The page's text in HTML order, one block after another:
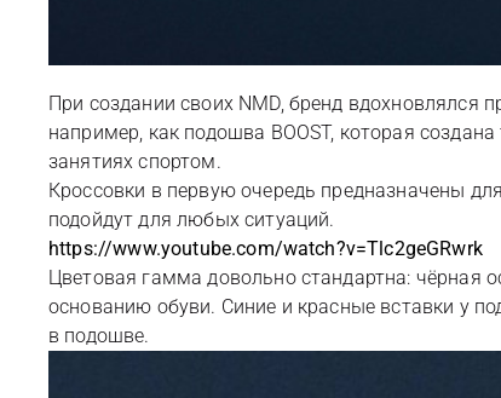
При создании своих NMD, бренд вдохновлялся
например, как подошва BOOST, которая
занятиях спортом.
Кроссовки в первую очередь предназначены
подойдут для любых ситуаций.
https://www.youtube.com/watch?v=Tlc2geGRwrk
Цветовая гамма довольно стандартна: чёрная
основанию обуви. Синие и красные вставки у
в подошве.